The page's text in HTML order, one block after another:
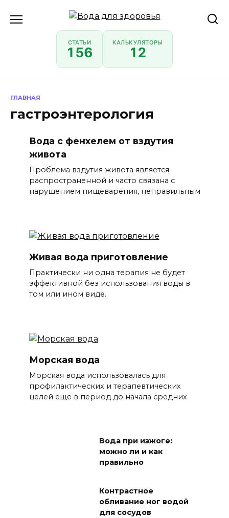
СТАТЬИ
156
КАЛЬКУЛЯТОРЫ
12
ГЛАВНАЯ
гастроэнтерология
Вода с фенхелем от вздутия
живота
Проблема вздутия живота является
распространенной и часто связана с
нарушением пищеварения, неправильным
Живая вода приготовление
Практически ни одна терапия не будет
эффективной без использования воды в
том или ином виде.
Морская вода
Морская вода использовалась для
профилактических и терапевтических
целей еще в период до начала средних
Вода при изжоге:
можно ли и как
правильно
Контрастное
обливание ног водой
для сосудов